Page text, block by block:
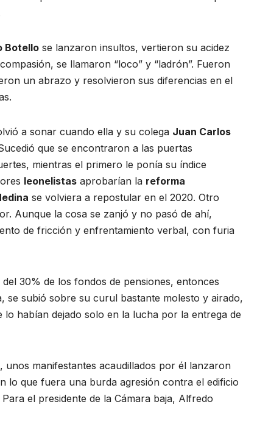
Botello se lanzaron insultos, vertieron su acidez
se llamaron “loco” y “ladrón”. Fueron
un abrazo y resolvieron sus diferencias en el
a sonar cuando ella y su colega Juan Carlos
que se encontraron a las puertas
mientras el primero le ponía su índice
leonelistas aprobarían la reforma
se volviera a repostular en el 2020. Otro
Aunque la cosa se zanjó y no pasó de ahí,
de fricción y enfrentamiento verbal, con furia
del 30% de los fondos de pensiones, entonces
se subió sobre su curul bastante molesto y airado,
habían dejado solo en la lucha por la entrega de
manifestantes acaudillados por él lanzaron
lo que fuera una burda agresión contra el edificio
el presidente de la Cámara baja, Alfredo